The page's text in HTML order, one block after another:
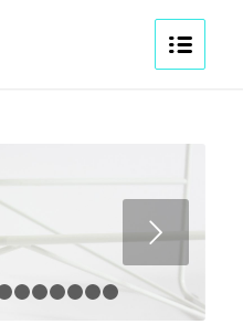
2 3 4 5 6 7 8 11 12